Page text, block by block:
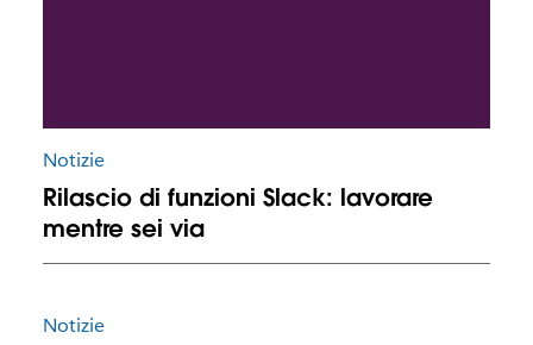
Notizie
Rilascio di funzioni Slack: lavorare
mentre sei via
Notizie